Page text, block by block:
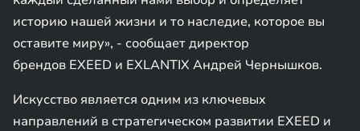
историю нашей жизни и то наследие, которое вы
оставите миру», - сообщает директор
брендов EXEED и EXLANTIX Андрей Чернышков.
Искусство является одним из ключевых
направлений в стратегическом развитии EXEED и